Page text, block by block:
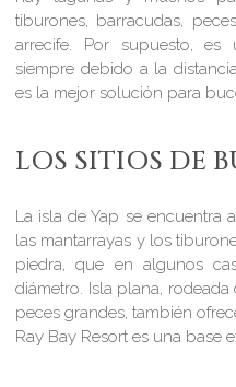
tiburones, barracudas,
arrecife. Por supuesto,
siempre debido a la
es la mejor solución para
LOS SITIOS DE
La isla de Yap se encuentra
las mantarrayas y los
piedra, que en algunos
diámetro. Isla plana,
peces grandes, también
Ray Bay Resort es una base